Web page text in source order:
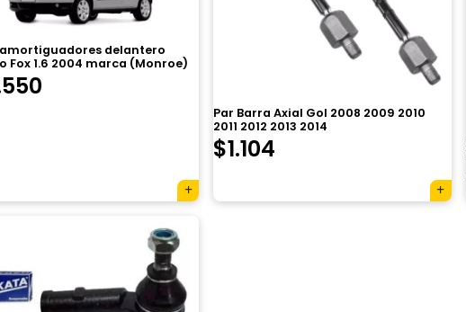
delantero
Fox 1.6 2004 marca (Monroe)
Par Barra Axial Gol 2008 2009 2010
2011 2012 2013 2014
$1.104